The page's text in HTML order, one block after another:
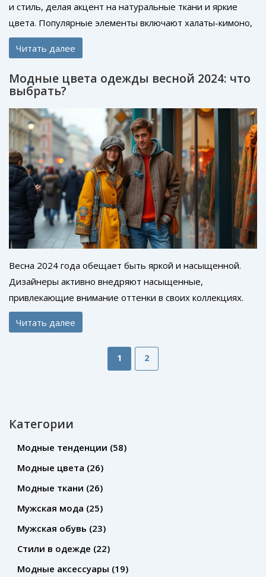
и стиль, делая акцент на натуральные ткани и яркие
цвета. Популярные элементы включают халаты-кимоно,
легкие брюки и сандалии. Тренды включают в себя
нюансы ретро и минималистические силуэты. Узнайте,
как сохранить индивидуальность, следуя современным
тенденциям.
Читать далее
Модные цвета одежды весной 2024: что
выбрать?
Весна 2024 года обещает быть яркой и насыщенной.
Дизайнеры активно внедряют насыщенные,
привлекающие внимание оттенки в своих коллекциях.
Узнайте о самых модных цветах на весну, как их
сочетать и внедрять в гардероб без лишних усилий.
Полезные советы помогут создать стильный образ в
динамичных условиях современной жизни.
Читать далее
1 2
Категории
Модные тенденции (58)
Модные цвета (26)
Модные ткани (26)
Мужская мода (25)
Мужская обувь (23)
Стили в одежде (22)
Модные аксессуары (19)